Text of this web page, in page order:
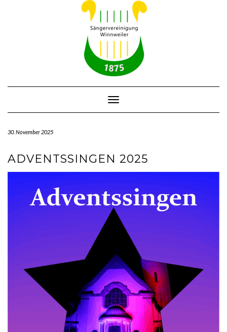
Toggle Navigation
30. November 2025
ADVENTSSINGEN 2025